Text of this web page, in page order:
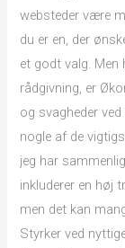
websteder være
du er en, der
et godt valg. Men
rådgivning, er
og svagheder
nogle af de
jeg har
inkluderer en høj
men det kan
Styrker ved